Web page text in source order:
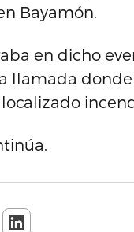
Bayamón.
en dicho
llamada